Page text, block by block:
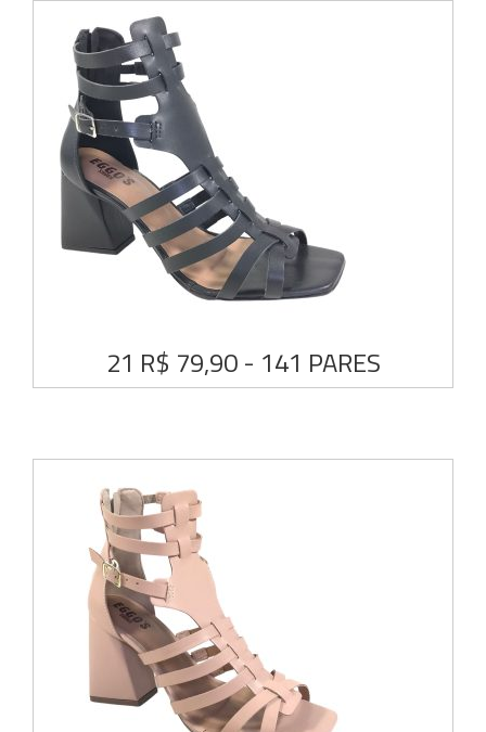
21 R$ 79,90 - 141 PARES